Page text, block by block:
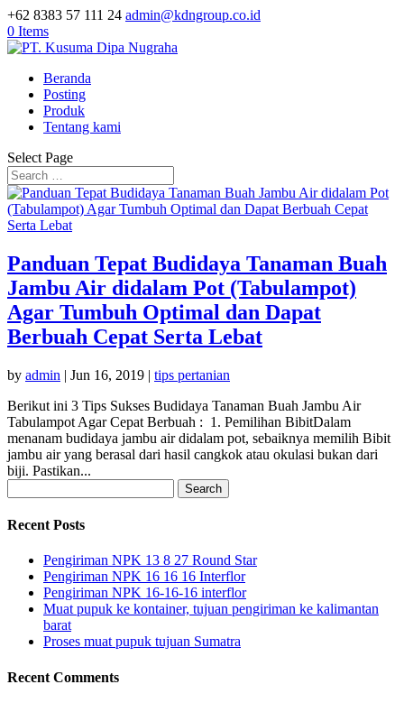
+62 8383 57 111 24 admin@kdngroup.co.id
0 Items
Beranda
Posting
Produk
Tentang kami
Select Page
Panduan Tepat Budidaya Tanaman Buah
Jambu Air didalam Pot (Tabulampot)
Agar Tumbuh Optimal dan Dapat
Berbuah Cepat Serta Lebat
by admin | Jun 16, 2019 | tips pertanian
Berikut ini 3 Tips Sukses Budidaya Tanaman Buah Jambu Air
Tabulampot Agar Cepat Berbuah : 1. Pemilihan BibitDalam
menanam budidaya jambu air didalam pot, sebaiknya memilih Bibit
jambu air yang berasal dari hasil cangkok atau okulasi bukan dari
biji. Pastikan...
for:
Recent Posts
Pengiriman NPK 13 8 27 Round Star
Pengiriman NPK 16 16 16 Interflor
Pengiriman NPK 16-16-16 interflor
Muat pupuk ke kontainer, tujuan pengiriman ke kalimantan
barat
Proses muat pupuk tujuan Sumatra
Recent Comments